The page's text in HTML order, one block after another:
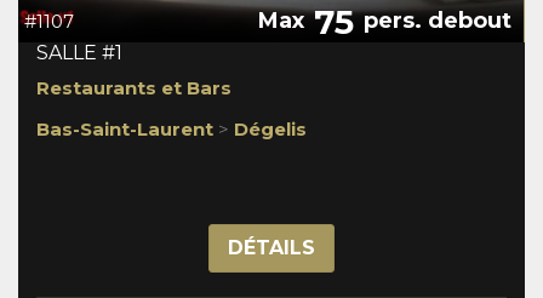
#1107 Max75pers. debout
SALLE #1
Restaurants et Bars
Bas-Saint-Laurent > Dégelis
DÉTAILS